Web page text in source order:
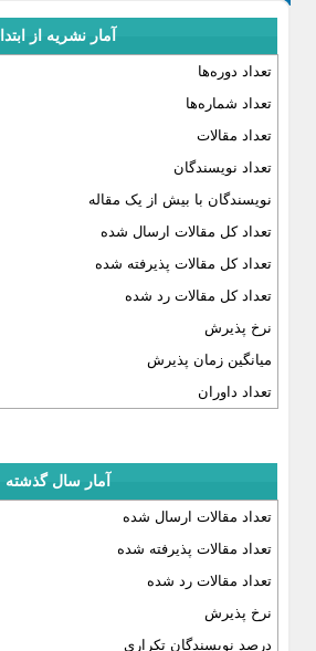
آمار نشریه از ابتدا
تعداد دوره‌ها
تعداد شماره‌ها
تعداد مقالات
تعداد نویسندگان
نویسندگان با بیش از یک مقاله
تعداد کل مقالات ارسال شده
تعداد کل مقالات پذیرفته شده
تعداد کل مقالات رد شده
نرخ پذیرش
میانگین زمان پذیرش
تعداد داوران
آمار سال گذشته
تعداد مقالات ارسال شده
تعداد مقالات پذیرفته شده
تعداد مقالات رد شده
نرخ پذیرش
درصد نویسندگان تکراری